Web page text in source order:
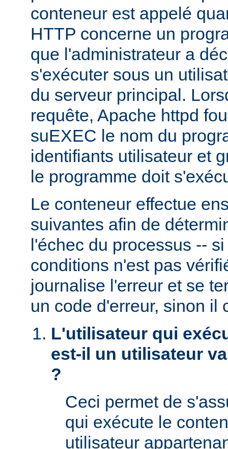
conteneur est appelé
HTTP concerne un
que l'administrateur a
s'exécuter sous un
du serveur principal.
requête, Apache httpd
suEXEC le nom du
identifiants utilisateur et
le programme doit
Le conteneur effectue
suivantes afin de
l'échec du processus --
conditions n'est pas
journalise l'erreur et se
un code d'erreur, sinon il
L'utilisateur qui
est-il un utilisateur
?
Ceci permet de
qui exécute le
utilisateur